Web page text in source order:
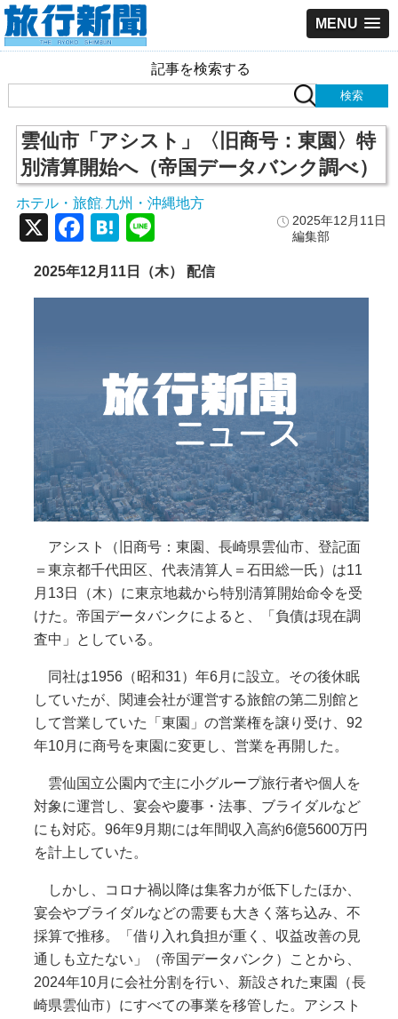
MENU
記事を検索する
雲仙市「アシスト」〈旧商号：東園〉特
別清算開始へ（帝国データバンク調べ）
ホテル・旅館 九州・沖縄地方
2025年12月11日
編集部
X Facebook
Hatena
2025年12月11日（木） 配信
アシスト（旧商号：東園、長崎県雲仙市、登記面
＝東京都千代田区、代表清算人＝石田総一氏）は11
月13日（木）に東京地裁から特別清算開始命令を受
けた。帝国データバンクによると、「負債は現在調
査中」としている。
同社は1956（昭和31）年6月に設立。その後休眠
していたが、関連会社が運営する旅館の第二別館と
して営業していた「東園」の営業権を譲り受け、92
年10月に商号を東園に変更し、営業を再開した。
雲仙国立公園内で主に小グループ旅行者や個人を
対象に運営し、宴会や慶事・法事、ブライダルなど
にも対応。96年9月期には年間収入高約6億5600万円
を計上していた。
しかし、コロナ禍以降は集客力が低下したほか、
宴会やブライダルなどの需要も大きく落ち込み、不
採算で推移。「借り入れ負担が重く、収益改善の見
通しも立たない」（帝国データバンク）ことから、
2024年10月に会社分割を行い、新設された東園（長
崎県雲仙市）にすべての事業を移管した。アシスト